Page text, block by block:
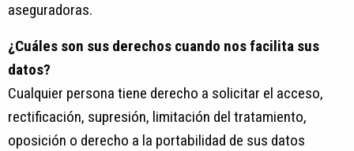
aseguradoras.
¿Cuáles son sus derechos cuando nos facilita sus
datos?
Cualquier persona tiene derecho a solicitar el acceso,
rectificación, supresión, limitación del tratamiento,
oposición o derecho a la portabilidad de sus datos